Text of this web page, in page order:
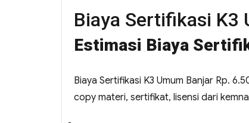
Biaya Sertifikasi K3
Estimasi Biaya
Biaya Sertifikasi K3 Umum Banjar Rp.
copy materi, sertifikat, lisensi dari